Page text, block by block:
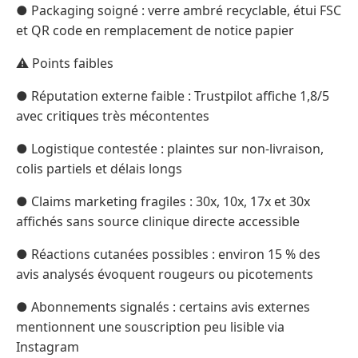
● Packaging soigné : verre ambré recyclable, étui FSC
et QR code en remplacement de notice papier
⚠️ Points faibles
● Réputation externe faible : Trustpilot affiche 1,8/5
avec critiques très mécontentes
● Logistique contestée : plaintes sur non-livraison,
colis partiels et délais longs
● Claims marketing fragiles : 30x, 10x, 17x et 30x
affichés sans source clinique directe accessible
● Réactions cutanées possibles : environ 15 % des
avis analysés évoquent rougeurs ou picotements
● Abonnements signalés : certains avis externes
mentionnent une souscription peu lisible via
Instagram